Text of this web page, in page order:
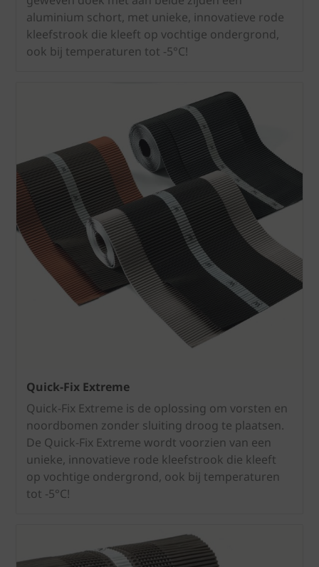
aluminium schort, met unieke, innovatieve rode
kleefstrook die kleeft op vochtige ondergrond,
ook bij temperaturen tot -5°C!
Quick-Fix Extreme
Quick-Fix Extreme is de oplossing om vorsten en
noordbomen zonder sluiting droog te plaatsen.
De Quick-Fix Extreme wordt voorzien van een
unieke, innovatieve rode kleefstrook die kleeft
op vochtige ondergrond, ook bij temperaturen
tot -5°C!